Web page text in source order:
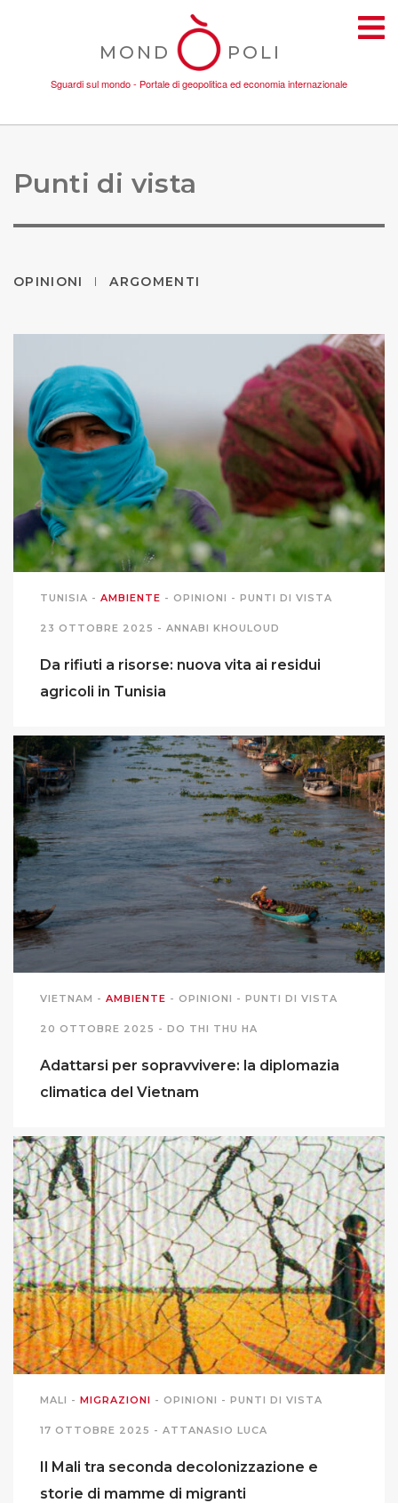
MOND POLI
Sguardi sul mondo - Portale di geopolitica ed economia internazionale
TEMI
AMBIENTE
CONFLITTI
ECONOMIA
MIGRAZIONI
POVERTÀ
SALUTE
PUNTI DI VISTA
SGUARDI E VOCI
MONDO IN CIFRE
NAVIGANDO IN RETE
PODCAST EVENTI
AUTORI
Punti di vista
OPINIONI ARGOMENTI
TUNISIA - AMBIENTE - OPINIONI - PUNTI DI VISTA
23 OTTOBRE 2025 - ANNABI KHOULOUD
Da rifiuti a risorse: nuova vita ai residui
agricoli in Tunisia
VIETNAM - AMBIENTE - OPINIONI - PUNTI DI VISTA
20 OTTOBRE 2025 - DO THI THU HA
Adattarsi per sopravvivere: la diplomazia
climatica del Vietnam
MALI - MIGRAZIONI - OPINIONI - PUNTI DI VISTA
17 OTTOBRE 2025 - ATTANASIO LUCA
Il Mali tra seconda decolonizzazione e
storie di mamme di migranti